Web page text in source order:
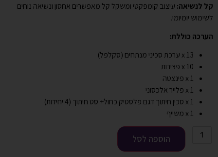
קל לנשיאה: עיצוב קומפקטי ומשקל קל מאפשרים אחסון ונשיאה נוחים
לשימוש יומיומי.
הערכה כוללת:
13 x ערכת סכיני מנתחים (סקלפל)
10 x פצירות
1 x פינצטה
1 x פלייר אלכסוני
1 x סכין חיתוך דגם פלסטיק כחול+ סט חיתוך (4 יחידות)
1 x משייף
הוספה לסל